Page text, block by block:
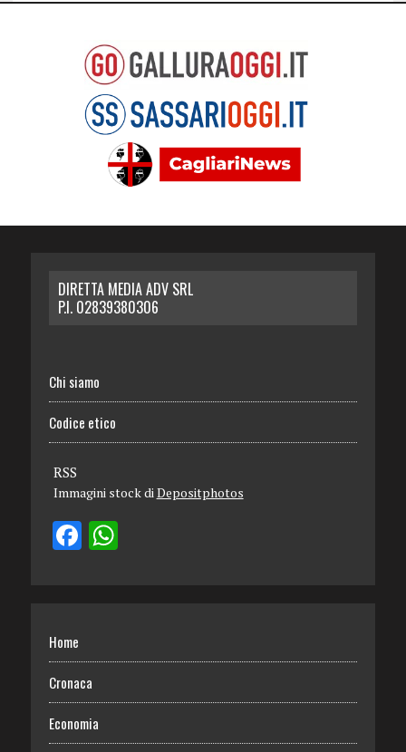
DIRETTA MEDIA ADV SRL
P.I. 02839380306
Chi siamo
Codice etico
RSS
Immagini stock di Depositphotos
Home
Cronaca
Economia